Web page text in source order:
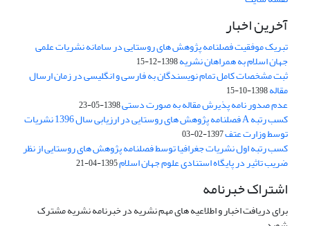
آخرین اخبار
تبریک موفقیت فصلنامه پژوهش های روستایی در سامانه نشریات علمی
جهان اسلام به همراهان نشریه1398-12-15
ثبت مشخصات کامل تمام نویسندگان به فارسی و انگلیسی در زمان ارسال
مقاله1398-10-15
عدم صدور نامه پذیرش مقاله به صورت دستی1398-05-23
کسب رتبه A فصلنامه پژوهش های روستایی در ارزیابی سال 1396 نشریات
توسط وزارت عتف1397-02-03
کسب رتبه اول نشریات جغرافیا توسط فصلنامه پژوهش های روستایی از نظر
ضریب تاثیر در پایگاه استنادی علوم جهان اسلام1395-04-21
اشتراک خبرنامه
برای دریافت اخبار و اطلاعیه های مهم نشریه در خبرنامه نشریه مشترک